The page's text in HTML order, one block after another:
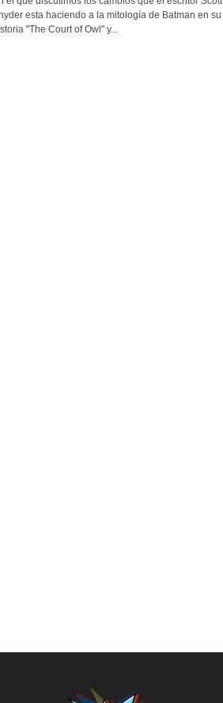
esta haciendo a la mitología de Batman en su
"The Court of Owl" y...